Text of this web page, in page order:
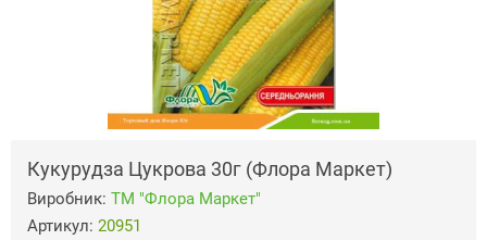
Кукурудза Цукрова 30г (Флора Маркет)
Виробник: ТМ "Флора Маркет"
Артикул: 20951